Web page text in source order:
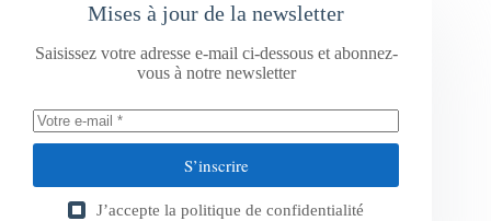
Mises à jour de la newsletter
Saisissez votre adresse e-mail ci-dessous et abonnez-
vous à notre newsletter
S’inscrire
J’accepte la politique de confidentialité